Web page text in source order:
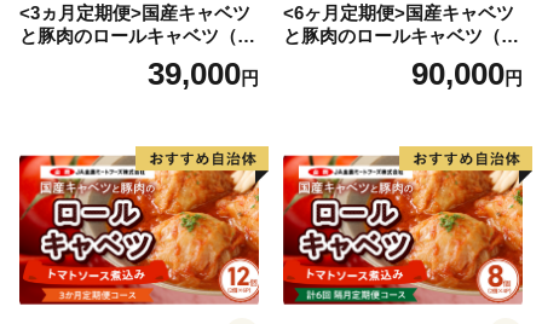
<3ヵ月定期便>国産キャベツ
と豚肉のロールキャベツ（4P
39,000円
<6ヶ月定期便>国産キャベツ
と豚肉のロールキャベツ（6P
90,000円